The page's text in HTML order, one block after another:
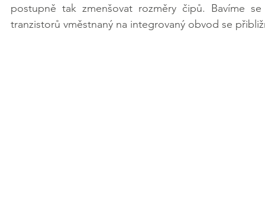
postupně tak zmenšovat rozměry čipů. Bavíme
tranzistorů vměstnaný na integrovaný obvod se